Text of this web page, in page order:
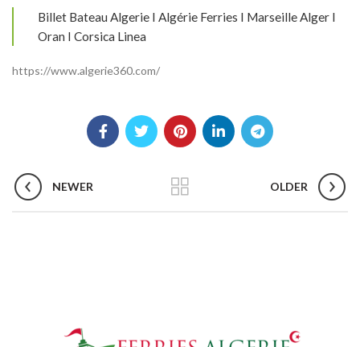
Billet Bateau Algerie I Algérie Ferries I Marseille Alger I
Oran I Corsica Linea
https://www.algerie360.com/
NEWER OLDER